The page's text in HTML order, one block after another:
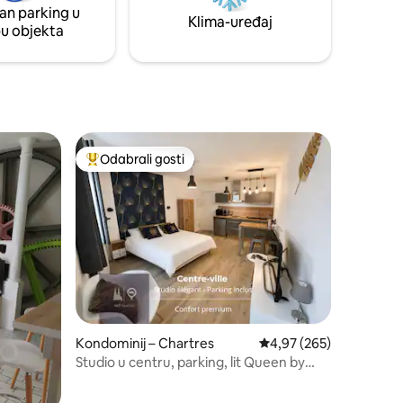
parking u
objekta
Klima-uređaj
Među najviše rangiranima s oznakom „Odabrali gosti”
Odabrali gosti
Kondominij – Chartres Prosječna ocjena:
4,97 (265)
Studio u centru, parking, lit Queen by